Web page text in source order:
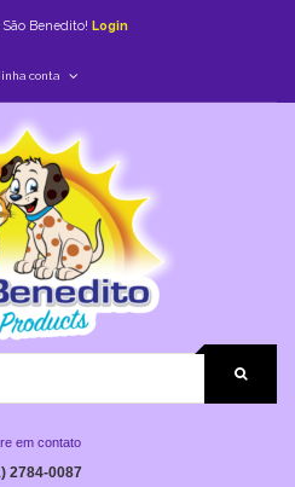
Benedito! Login
conta
em contato
2784-0087